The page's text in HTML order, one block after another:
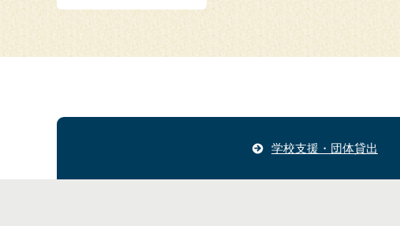
学校支援・団体貸出